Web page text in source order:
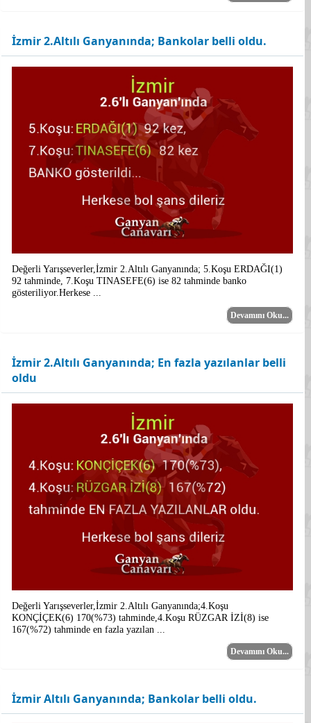
İzmir 2.Altılı Ganyanında; Bankolar belli oldu.
Değerli Yarışseverler,İzmir 2.Altılı Ganyanında; 5.Koşu ERDAĞI(1)
92 tahminde, 7.Koşu TINASEFE(6) ise 82 tahminde banko
gösteriliyor.Herkese ...
Devamını Oku...
İzmir 2.Altılı Ganyanında; En fazla yazılanlar belli
oldu
Değerli Yarışseverler,İzmir 2.Altılı Ganyanında;4.Koşu
KONÇİÇEK(6) 170(%73) tahminde,4.Koşu RÜZGAR İZİ(8) ise
167(%72) tahminde en fazla yazılan ...
Devamını Oku...
İzmir Altılı Ganyanında; Bankolar belli oldu.